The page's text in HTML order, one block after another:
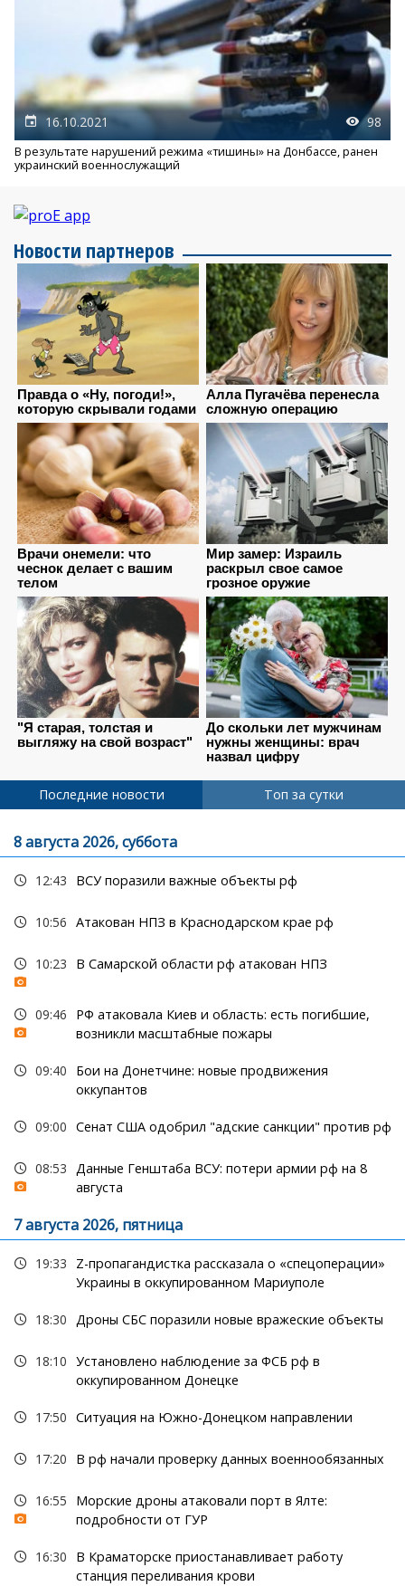
16.10.2021 98
В результате нарушений режима «тишины» на Донбассе, ранен
украинский военнослужащий
Новости партнеров
Последние новости Топ за сутки
8 августа 2026, суббота
12:43 ВСУ поразили важные объекты рф
10:56 Атакован НПЗ в Краснодарском крае рф
10:23 В Самарской области рф атакован НПЗ
09:46
РФ атаковала Киев и область: есть погибшие,
возникли масштабные пожары
09:40
Бои на Донетчине: новые продвижения
оккупантов
09:00 Сенат США одобрил "адские санкции" против рф
08:53 Данные Генштаба ВСУ: потери армии рф на 8
августа
7 августа 2026, пятница
19:33
Z-пропагандистка рассказала о «спецоперации»
Украины в оккупированном Мариуполе
18:30 Дроны СБС поразили новые вражеские объекты
18:10 Установлено наблюдение за ФСБ рф в
оккупированном Донецке
17:50 Ситуация на Южно-Донецком направлении
17:20 В рф начали проверку данных военнообязанных
16:55
Морские дроны атаковали порт в Ялте:
подробности от ГУР
16:30
В Краматорске приостанавливает работу
станция переливания крови